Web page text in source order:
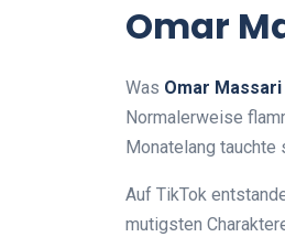
Omar
Was Omar Massari
Normalerweise
Monatelang tauchte
Auf TikTok
mutigsten